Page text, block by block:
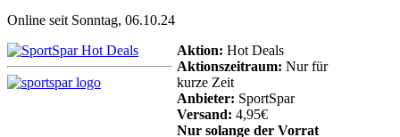
Online seit Sonntag, 06.10.24
Aktion: Hot Deals
Aktionszeitraum: Nur für
kurze Zeit
Anbieter: SportSpar
Versand: 4,95€
Nur solange der Vorrat